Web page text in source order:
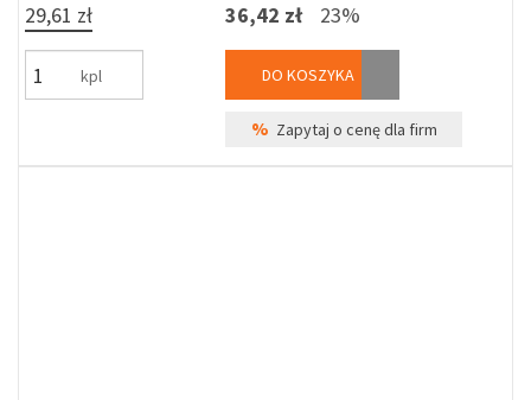
29,61 zł
kpl
36,42 zł 23%
DO KOSZYKA
% Zapytaj o cenę dla firm